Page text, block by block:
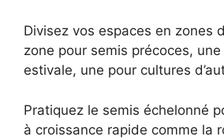
Divisez vos espaces en zones
zone pour semis précoces,
estivale, une pour cultures
Pratiquez le semis échelonné
à croissance rapide comme la